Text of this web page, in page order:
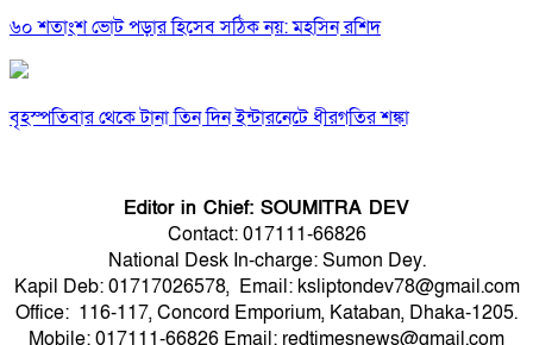
৬০ শতাংশ ভোট পড়ার হিসেব সঠিক নয়: মহসিন রশিদ
বৃহস্পতিবার থেকে টানা তিন দিন ইন্টারনেটে ধীরগতির শঙ্কা
Editor in Chief: SOUMITRA DEV
Contact: 017111-66826
National Desk In-charge: Sumon Dey.
Kapil Deb: 01717026578, Email: ksliptondev78@gmail.com
Office: 116-117, Concord Emporium, Kataban, Dhaka-1205.
Mobile: 017111-66826 Email: redtimesnews@gmail.com